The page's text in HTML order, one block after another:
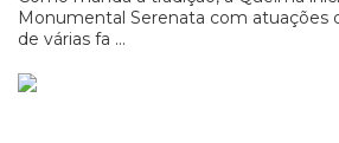
Monumental Serenata com atuações
de várias fa ...